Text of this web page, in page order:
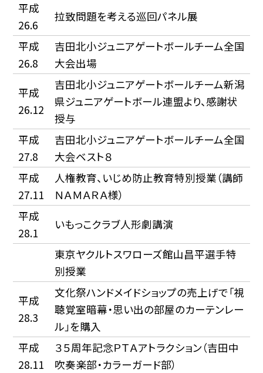
平成
26.6
拉致問題を考える巡回パネル展
平成
26.8
吉田北小ジュニアゲートボールチーム全国
大会出場
平成
26.12
吉田北小ジュニアゲートボールチーム新潟
県ジュニアゲートボール連盟より、感謝状
授与
平成
27.8
吉田北小ジュニアゲートボールチーム全国
大会ベスト８
平成
27.11
人権教育、いじめ防止教育特別授業（講師
ＮＡＭＡＲＡ様）
平成
28.1
いもっこクラブ人形劇講演
東京ヤクルトスワローズ館山昌平選手特
別授業
平成
28.3
文化祭ハンドメイドショップの売上げで「視
聴覚室暗幕・思い出の部屋のカーテンレー
ル」を購入
平成
28.11
３５周年記念ＰＴＡアトラクション（吉田中
吹奏楽部・カラーガード部）